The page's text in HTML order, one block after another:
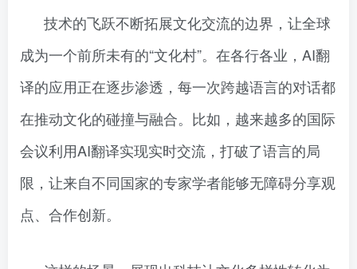
技术的飞跃不断拓展文化交流的边界，让全球
成为一个前所未有的“文化村”。在各行各业，AI翻
译的应用正在逐步渗透，每一次跨越语言的对话都
在推动文化的碰撞与融合。比如，越来越多的国际
会议利用AI翻译实现实时交流，打破了语言的局
限，让来自不同国家的专家学者能够无障碍分享观
点、合作创新。